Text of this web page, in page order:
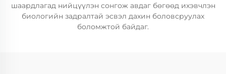
шаардлагад нийцүүлэн сонгож авдаг бөгөөд ихэвчлэн
биологийн задралтай эсвэл дахин боловсруулах
боломжтой байдаг.